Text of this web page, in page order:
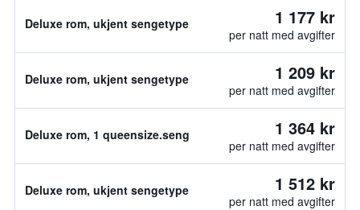
Deluxe rom, ukjent sengetype 1 177 kr
per natt med avgifter
Deluxe rom, ukjent sengetype 1 209 kr
per natt med avgifter
Deluxe rom, 1 queensize.seng 1 364 kr
per natt med avgifter
Deluxe rom, ukjent sengetype 1 512 kr
per natt med avgifter